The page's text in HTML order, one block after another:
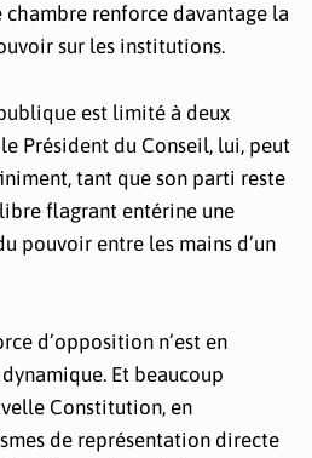
renforce davantage la
sur les institutions.
est limité à deux
Président du Conseil, lui, peut
tant que son parti reste
flagrant entérine une
pouvoir entre les mains d’un
d’opposition n’est en
Et beaucoup
Constitution, en
de représentation directe